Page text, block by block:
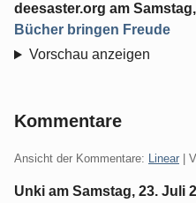
deesaster.org am
Bücher bringen Freude
Vorschau anzeigen
Kommentare
Ansicht der Kommentare: Linear |
Unki am Samstag, 23. Juli